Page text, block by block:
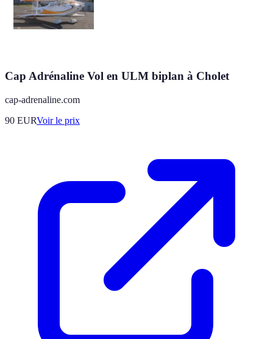
Cap Adrénaline Vol en ULM biplan à Cholet
cap-adrenaline.com
90 EURVoir le prix